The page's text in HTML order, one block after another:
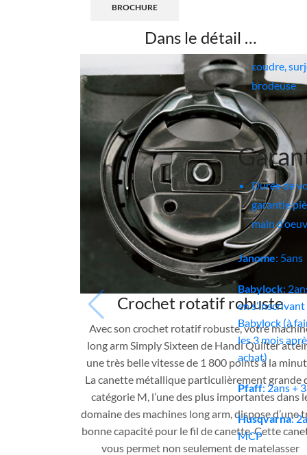
BROCHURE
Dans le détail …
Crochet rotatif robuste
Avec son crochet rotatif robuste, votre
long arm Simply Sixteen de Handi Quilter
une très belle vitesse de 1 800 points à la
La canette métallique particulièrement grande
catégorie M, l’une des plus importantes dans
domaine des machines long arm, dispose d’une
bonne capacité pour le fil de canette. Cette
vous permet non seulement de matelasser
votre futur
coudre,
brodeuse
Durée de
garantie
main
Janome: 5ans
Babylock:
en s’inscrivant
Babylock (à
les 3 mois
achat)
Pfaff: 2ans +
Husqvarna:
MCP